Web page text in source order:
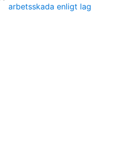
arbetsskada enligt lag